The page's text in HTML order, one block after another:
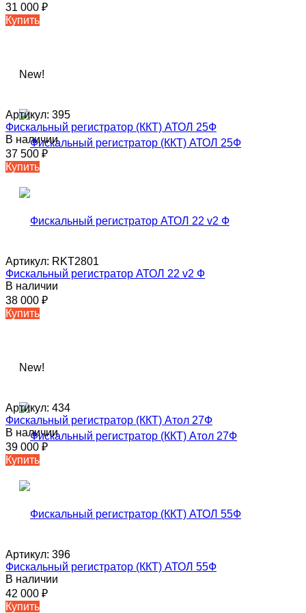
31 000 ₽
Купить
New!
Артикул: 395
Фискальный регистратор (ККТ) АТОЛ 25Ф
В наличии
37 500 ₽
Купить
Артикул: RKT2801
Фискальный регистратор АТОЛ 22 v2 Ф
В наличии
38 000 ₽
Купить
New!
Артикул: 434
Фискальный регистратор (ККТ) Атол 27Ф
В наличии
39 000 ₽
Купить
Артикул: 396
Фискальный регистратор (ККТ) АТОЛ 55Ф
В наличии
42 000 ₽
Купить